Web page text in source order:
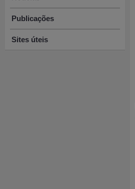
Publicações
Sites úteis